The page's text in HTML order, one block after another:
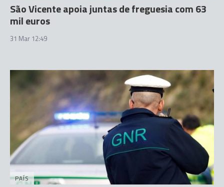
São Vicente apoia juntas de freguesia com 63
mil euros
31 Mar 12:49
PAÍS